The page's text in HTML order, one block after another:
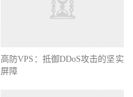
高防VPS：抵御DDoS攻击的坚实
屏障